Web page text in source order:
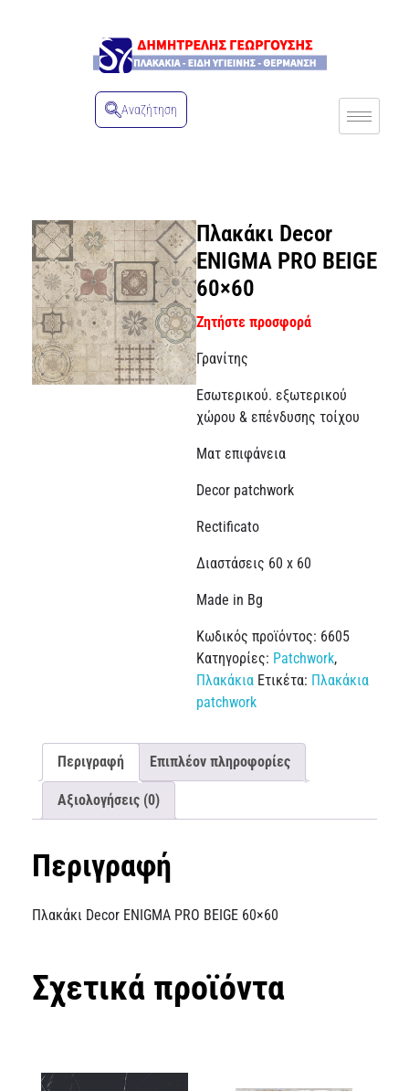
Αναζήτηση
Πλακάκι Decor
ENIGMA PRO BEIGE
60×60
Ζητήστε προσφορά
Γρανίτης
Εσωτερικού. εξωτερικού
χώρου & επένδυσης τοίχου
Ματ επιφάνεια
Decor patchwork
Rectificato
Διαστάσεις 60 x 60
Made in Bg
Κωδικός προϊόντος: 6605
Κατηγορίες: Patchwork,
Πλακάκια Ετικέτα: Πλακάκια
patchwork
Περιγραφή Επιπλέον πληροφορίες
Αξιολογήσεις (0)
Περιγραφή
Πλακάκι Decor ENIGMA PRO BEIGE 60×60
Σχετικά προϊόντα